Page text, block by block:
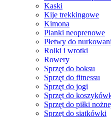
Kaski
Kije trekkingowe
Kimona
Pianki neoprenowe
Płetwy do
Rolki i wrotki
Rowery
Sprzęt do boksu
Sprzęt do fitnessu
Sprzęt do jogi
Sprzęt do
Sprzęt do piłki
Sprzęt do siatkówki